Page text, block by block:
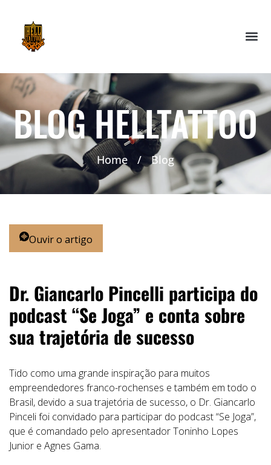
BLOG HELLTATTOO
Home / Blog
Ouvir o artigo
Dr. Giancarlo Pincelli participa do
podcast “Se Joga” e conta sobre
sua trajetória de sucesso
Tido como uma grande inspiração para muitos
empreendedores franco-rochenses e também em todo o
Brasil, devido a sua trajetória de sucesso, o Dr. Giancarlo
Pinceli foi convidado para participar do podcast “Se Joga”,
que é comandado pelo apresentador Toninho Lopes
Junior e Agnes Gama.